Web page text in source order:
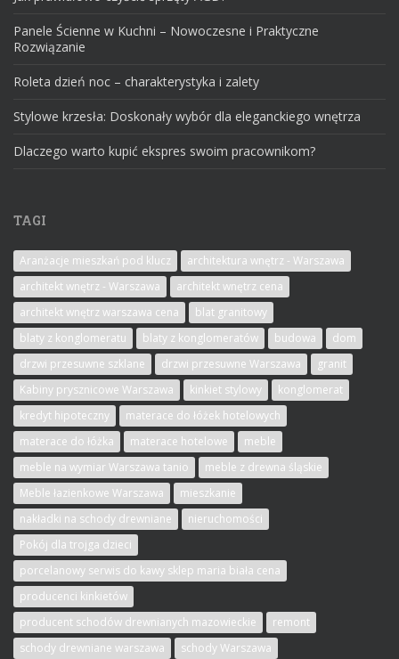
Panele Ścienne w Kuchni – Nowoczesne i Praktyczne
Rozwiązanie
Roleta dzień noc – charakterystyka i zalety
Stylowe krzesła: Doskonały wybór dla eleganckiego wnętrza
Dlaczego warto kupić ekspres swoim pracownikom?
TAGI
Aranżacje mieszkań pod klucz
architektura wnętrz - Warszawa
architekt wnętrz - Warszawa
architekt wnętrz cena
architekt wnętrz warszawa cena
blat granitowy
blaty z konglomeratu
blaty z konglomeratów budowa
dom
drzwi przesuwne szklane
drzwi przesuwne Warszawa
granit
Kabiny prysznicowe Warszawa
kinkiet stylowy
konglomerat
kredyt hipoteczny
materace do łóżek hotelowych
materace do łóżka
materace hotelowe
meble
meble na wymiar Warszawa tanio
meble z drewna śląskie
Meble łazienkowe Warszawa
mieszkanie
nakładki na schody drewniane
nieruchomości
Pokój dla trojga dzieci
porcelanowy serwis do kawy sklep maria biała cena
producenci kinkietów
producent schodów drewnianych mazowieckie
remont
schody drewniane warszawa
schody Warszawa